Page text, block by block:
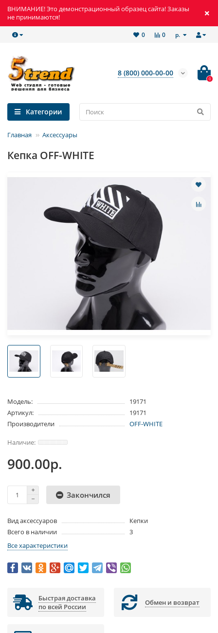
ВНИМАНИЕ! Это демонстрационный образец сайта! Заказы
не принимаются!
р.
0
0
8 (800) 000-00-00
0
Категории
Главная Аксессуары
Кепка OFF-WHITE
Модель:
19171
Артикул:
19171
Производители
OFF-WHITE
900.00р.
Закончился
Вид аксессуаров
Кепки
Всего в наличии
3
Все характеристики
Быстрая доставка
по всей России
Обмен и возврат